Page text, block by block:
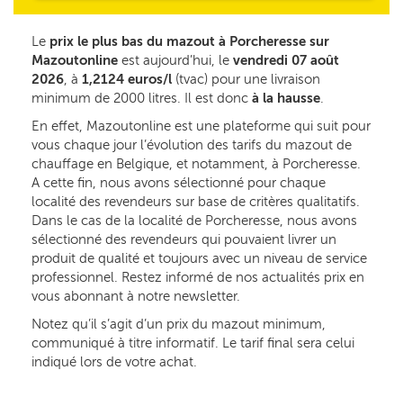
Le prix le plus bas du mazout à Porcheresse sur
Mazoutonline est aujourd’hui, le vendredi 07 août
2026, à 1,2124 euros/l (tvac) pour une livraison
minimum de 2000 litres. Il est donc à la hausse.
En effet, Mazoutonline est une plateforme qui suit pour
vous chaque jour l’évolution des tarifs du mazout de
chauffage en Belgique, et notamment, à Porcheresse.
A cette fin, nous avons sélectionné pour chaque
localité des revendeurs sur base de critères qualitatifs.
Dans le cas de la localité de Porcheresse, nous avons
sélectionné des revendeurs qui pouvaient livrer un
produit de qualité et toujours avec un niveau de service
professionnel. Restez informé de nos actualités prix en
vous abonnant à notre newsletter.
Notez qu’il s’agit d’un prix du mazout minimum,
communiqué à titre informatif. Le tarif final sera celui
indiqué lors de votre achat.